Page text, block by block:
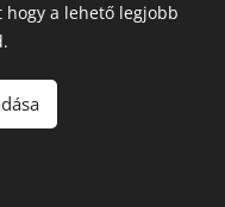
a lehető legjobb